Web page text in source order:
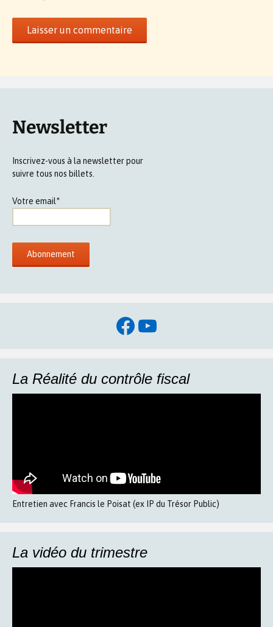
Newsletter
Inscrivez-vous à la newsletter pour
suivre tous nos billets.
Votre email*
Facebook
YouTube
La Réalité du contrôle fiscal
Entretien avec Francis le Poisat (ex IP du Trésor Public)
La vidéo du trimestre